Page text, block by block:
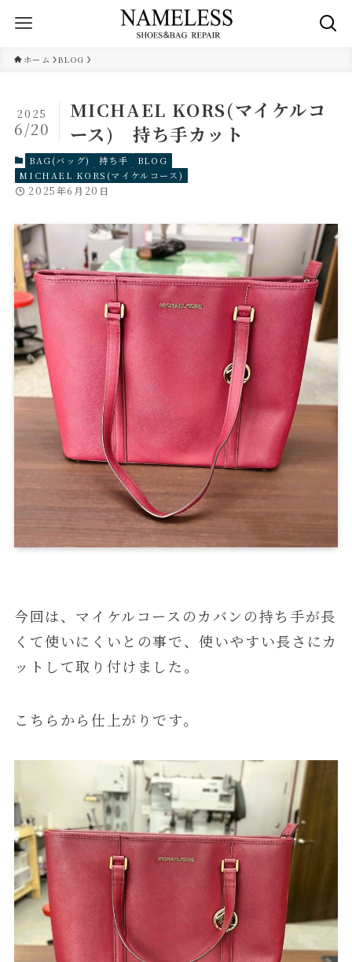
ホーム BLOG
MICHAEL KORS(マイケルコ
ース) 持ち手カット
2025
6/20
BAG(バッグ) 持ち手
BLOG
MICHAEL KORS(マイケルコース)
2025年6月20日
今回は、マイケルコースのカバンの持ち手が長
くて使いにくいとの事で、使いやすい長さにカ
ットして取り付けました。
こちらから仕上がりです。